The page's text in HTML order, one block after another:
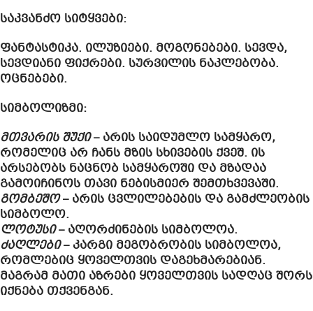
საკვანძო სიტყვები:
ფანტასტიკა. ილუზიები. მოგონებები. სევდა,
სევდიანი ფიქრები. სურვილის ნაკლებობა.
ოცნებები.
სიმბოლიზმი:
მთვარის შუქი– არის საიდუმლო სამყარო,
რომელიც არ ჩანს მზის სხივების ქვეშ. ის
არსებობს ნაცნობ სამყაროში და მზადაა
გამოიჩინოს თავი ნებისმიერ შემთხვევაში.
გომბეშო– არის ცვლილებების და გამძლეობის
სიმბოლო.
ლოტუსი– აღორძინების სიმბოლოა.
ძაღლები– კარგი მეგობრობის სიმბოლოა,
რომლებიც ყოველთვის დაგეხმარებიან.
მაგრამ მათი აზრები ყოველთვის სადღაც შორს
იქნება თქვენგან.